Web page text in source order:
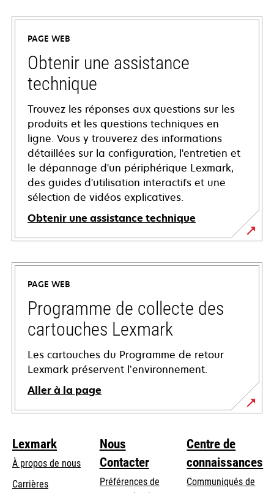
PAGE WEB
Obtenir une assistance
technique
Trouvez les réponses aux questions sur les
produits et les questions techniques en
ligne. Vous y trouverez des informations
détaillées sur la configuration, l'entretien et
le dépannage d'un périphérique Lexmark,
des guides d'utilisation interactifs et une
sélection de vidéos explicatives.
Obtenir une assistance technique
s’ouvre
dans
nouvel
onglet
PAGE WEB
Programme de collecte des
cartouches Lexmark
Les cartouches du Programme de retour
Lexmark préservent l’environnement.
Aller à la page
Lexmark
À propos de nous
Carrières
Nous
Contacter
Préférences de
Centre de
connaissances
Communiqués de